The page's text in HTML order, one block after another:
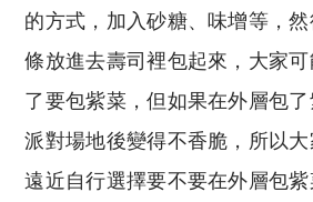
的方式，加入砂糖、味增等，
條放進去壽司裡包起來，大家
了要包紫菜，但如果在外層包
派對場地後變得不香脆，所以
遠近自行選擇要不要在外層包紫